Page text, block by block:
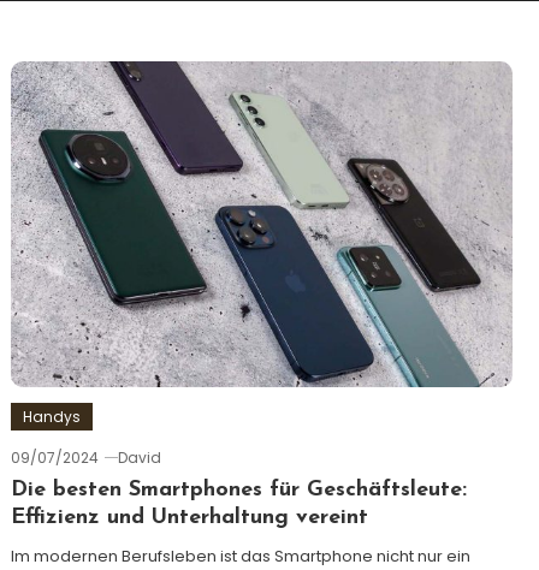
Handys
09/07/2024
David
Die besten Smartphones für Geschäftsleute:
Effizienz und Unterhaltung vereint
Im modernen Berufsleben ist das Smartphone nicht nur ein